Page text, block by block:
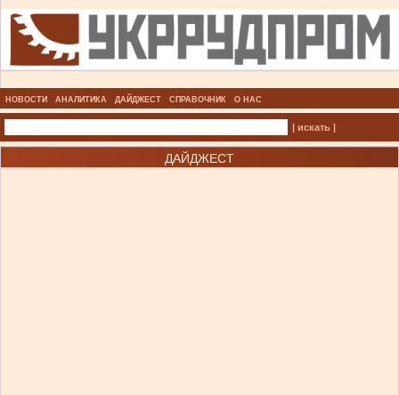
НОВОСТИ АНАЛИТИКА ДАЙДЖЕСТ СПРАВОЧНИК О НАС
| искать |
ДАЙДЖЕСТ